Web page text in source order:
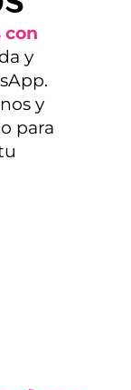
con
y
y
para